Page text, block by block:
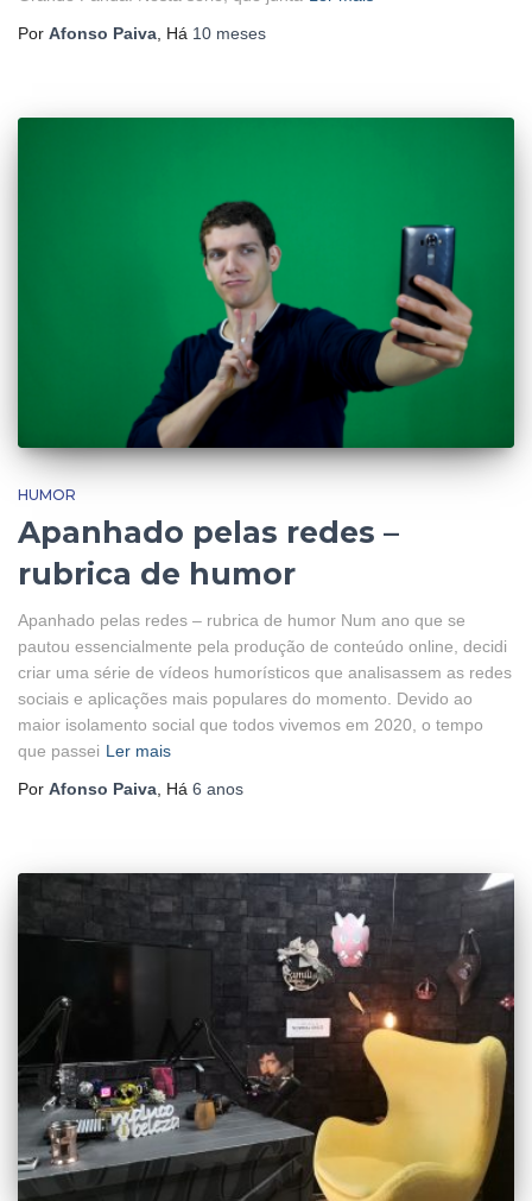
Por Afonso Paiva , Há 10 meses
HUMOR
Apanhado pelas redes –
rubrica de humor
Apanhado pelas redes – rubrica de humor Num ano que se
pautou essencialmente pela produção de conteúdo online, decidi
criar uma série de vídeos humorísticos que analisassem as redes
sociais e aplicações mais populares do momento. Devido ao
maior isolamento social que todos vivemos em 2020, o tempo
que passei Ler mais
Por Afonso Paiva, Há 6 anos